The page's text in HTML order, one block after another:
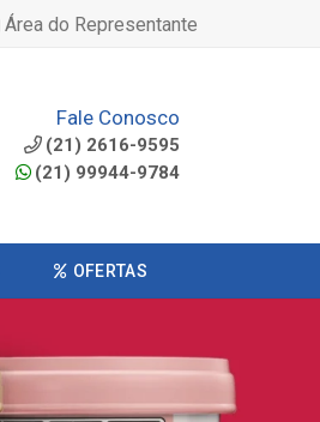
Área do Representante
Fale Conosco
(21) 2616-9595
(21) 99944-9784
OFERTAS